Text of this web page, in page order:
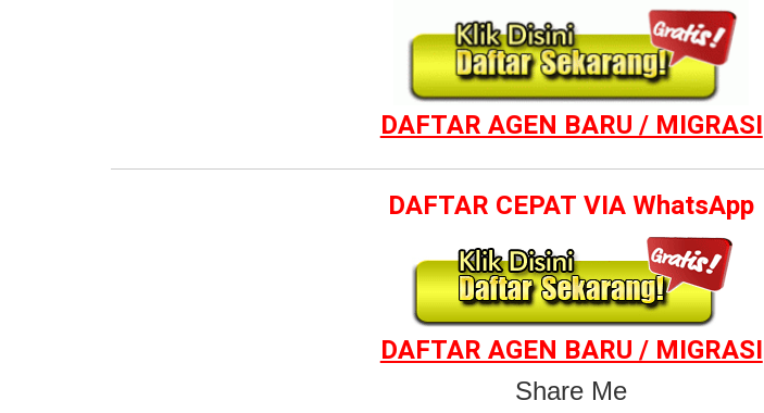
DAFTAR AGEN BARU / MIGRASI
DAFTAR CEPAT VIA WhatsApp
DAFTAR AGEN BARU / MIGRASI
Share Me